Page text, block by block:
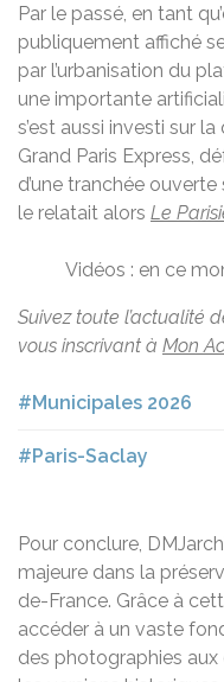
Par le passé, en tant
publiquement affiché
par l’urbanisation du
une importante
s’est aussi investi sur
Grand Paris Express,
d’une tranchée
le relatait alors Le
Vidéos : en ce
Suivez toute l’actualité
vous inscrivant à Mon
#Municipales 2026
#Paris-Saclay
Pour conclure,
majeure dans la
de-France. Grâce à
accéder à un vaste
des photographies